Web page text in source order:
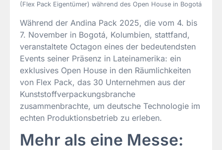
(Flex Pack Eigentümer) während des Open House in Bogotá
Während der Andina Pack 2025, die vom 4. bis
7. November in Bogotá, Kolumbien, stattfand,
veranstaltete Octagon eines der bedeutendsten
Events seiner Präsenz in Lateinamerika: ein
exklusives Open House in den Räumlichkeiten
von Flex Pack, das 30 Unternehmen aus der
Kunststoffverpackungsbranche
zusammenbrachte, um deutsche Technologie im
echten Produktionsbetrieb zu erleben.
Mehr als eine Messe: